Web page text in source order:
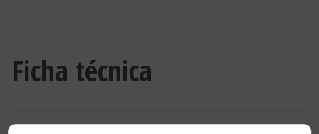
Ficha técnica